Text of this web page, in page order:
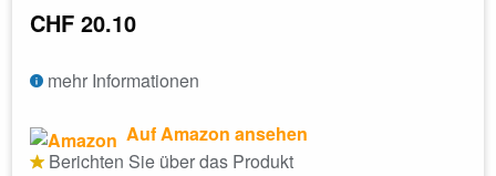
CHF 20.10
mehr Informationen
Auf Amazon ansehen
Berichten Sie über das Produkt